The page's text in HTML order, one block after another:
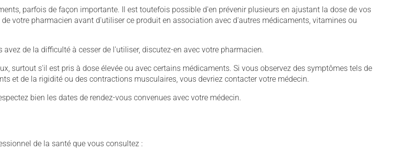
parfois de façon importante. Il est toutefois possible d'en prévenir plusieurs en ajustant la dose de vos
votre pharmacien avant d'utiliser ce produit en association avec d'autres médicaments, vitamines ou
de la difficulté à cesser de l'utiliser, discutez-en avec votre pharmacien.
surtout s'il est pris à dose élevée ou avec certains médicaments. Si vous observez des symptômes tels de
et de la rigidité ou des contractions musculaires, vous devriez contacter votre médecin.
bien les dates de rendez-vous convenues avec votre médecin.
de la santé que vous consultez :